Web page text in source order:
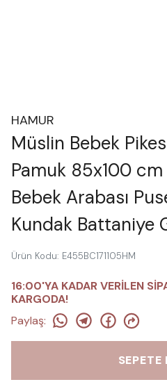
HAMUR
Müslin Bebek
Pamuk 85x100
Bebek Arabası
Kundak Battaniye
Ürün Kodu: E455BC171105HM
16:00'YA KADAR VERİLEN
KARGODA!
Paylaş:
SEPETE